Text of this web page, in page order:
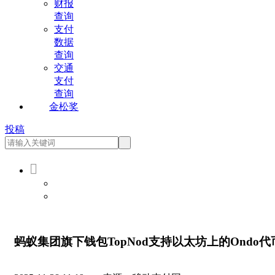
财报
查询
支付
数据
查询
交通
支付
查询
金松奖
投稿

蚂蚁集团旗下钱包TopNod支持以太坊上的Ondo